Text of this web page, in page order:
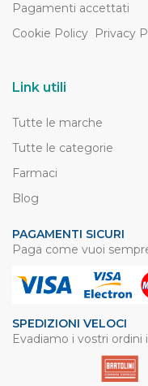
Pagamenti accettati
Cookie Policy Privacy
Link utili
Tutte le marche
Tutte le categorie
Farmaci
Blog
PAGAMENTI SICURI
Paga come vuoi
SPEDIZIONI VELOCI
Evadiamo i vostri ordini